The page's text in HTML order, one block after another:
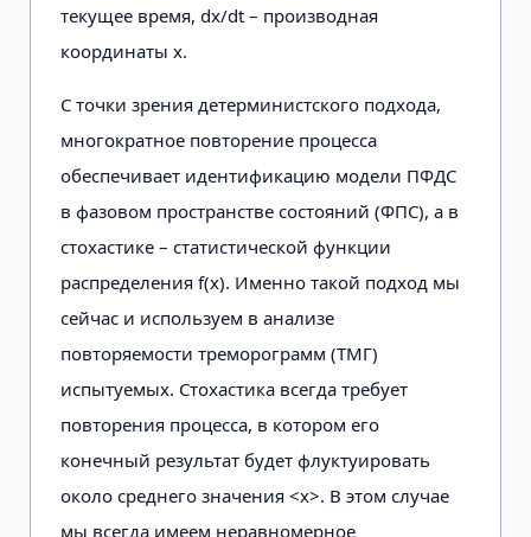
текущее время, dx/dt – производная
координаты x.
С точки зрения детерминистско­го подхода,
многократное повторение процесса
обеспечивает идентификацию модели ПФДС
в фазовом пространстве состояний (ФПС), а в
стохастике – статистической функции
распределения f(x). Именно такой подход мы
сейчас и используем в анализе
повторяемости треморограмм (ТМГ)
испытуемых. Сто­хастика всегда требует
повторения процесса, в котором его
конечный резуль­тат будет флуктуировать
около среднего значения <х>. В этом случае
мы всегда имеем неравномерное